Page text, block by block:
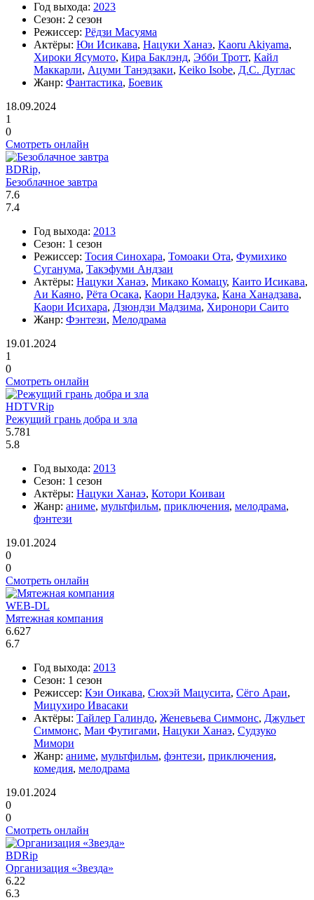
Год выхода: 2023
Сезон: 2 сезон
Режиссер: Рёдзи Масуяма
Актёры: Юи Исикава, Нацуки Ханаэ, Kaoru Akiyama,
Хироки Ясумото, Кира Баклэнд, Эбби Тротт, Кайл
Маккарли, Ацуми Танэдзаки, Keiko Isobe, Д.С. Дуглас
Жанр: Фантастика, Боевик
18.09.2024
1
0
Смотреть онлайн
BDRip,
Безоблачное завтра
7.6
7.4
Год выхода: 2013
Сезон: 1 сезон
Режиссер: Тосия Синохара, Томоаки Ота, Фумихико
Суганума, Такэфуми Андзаи
Актёры: Нацуки Ханаэ, Микако Комацу, Каито Исикава,
Аи Каяно, Рёта Осака, Каори Надзука, Кана Ханадзава,
Каори Исихара, Дзюндзи Мадзима, Хиронори Саито
Жанр: Фэнтези, Мелодрама
19.01.2024
1
0
Смотреть онлайн
HDTVRip
Режущий грань добра и зла
5.781
5.8
Год выхода: 2013
Сезон: 1 сезон
Актёры: Нацуки Ханаэ, Котори Коиваи
Жанр: аниме, мультфильм, приключения, мелодрама,
фэнтези
19.01.2024
0
0
Смотреть онлайн
WEB-DL
Мятежная компания
6.627
6.7
Год выхода: 2013
Сезон: 1 сезон
Режиссер: Кэи Оикава, Сюхэй Мацусита, Сёго Араи,
Мицухиро Ивасаки
Актёры: Тайлер Галиндо, Женевьева Симмонс, Джульет
Симмонс, Маи Футигами, Нацуки Ханаэ, Судзуко
Мимори
Жанр: аниме, мультфильм, фэнтези, приключения,
комедия, мелодрама
19.01.2024
0
0
Смотреть онлайн
BDRip
Организация «Звезда»
6.22
6.3